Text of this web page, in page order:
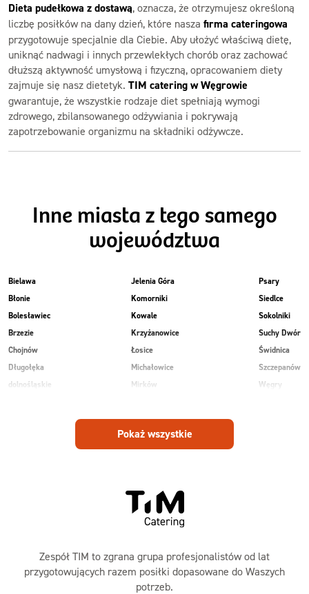
Dieta pudełkowa z dostawą, oznacza, że otrzymujesz określoną
liczbę posiłków na dany dzień, które nasza firma cateringowa
przygotowuje specjalnie dla Ciebie. Aby ułożyć właściwą dietę,
uniknąć nadwagi i innych przewlekłych chorób oraz zachować
dłuższą aktywność umysłową i fizyczną, opracowaniem diety
zajmuje się nasz dietetyk. TIM catering w Węgrowie
gwarantuje, że wszystkie rodzaje diet spełniają wymogi
zdrowego, zbilansowanego odżywiania i pokrywają
zapotrzebowanie organizmu na składniki odżywcze.
Inne miasta z tego samego
województwa
Bielawa
Błonie
Bolesławiec
Brzezie
Chojnów
Długołęka
dolnośląskie
Jelenia Góra
Komorniki
Kowale
Krzyżanowice
Łosice
Michałowice
Mirków
Piekary
Piotrowice
Psary
Siedlce
Sokolniki
Suchy Dwór
Świdnica
Szczepanów
Węgry
Pokaż wszystkie
Zespół TIM to zgrana grupa profesjonalistów od lat
przygotowujących razem posiłki dopasowane do Waszych
potrzeb.